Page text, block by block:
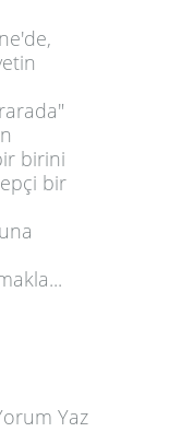
birini
bir
Yaz